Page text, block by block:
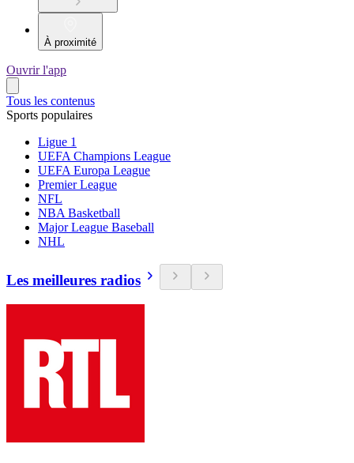
À proximité
Ouvrir l'app
Tous les contenus
Sports populaires
Ligue 1
UEFA Champions League
UEFA Europa League
Premier League
NFL
NBA Basketball
Major League Baseball
NHL
Les meilleures radios